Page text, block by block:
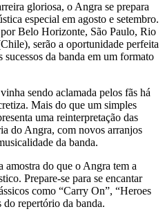
gloriosa, o Angra se prepara
especial em agosto e setembro.
por Belo Horizonte, São Paulo, Rio
serão a oportunidade perfeita
da banda em um formato
sendo aclamada pelos fãs há
Mais do que um simples
uma reinterpretação das
do Angra, com novos arranjos
da banda.
amostra do que o Angra tem a
Prepare-se para se encantar
como “Carry On”, “Heroes
do repertório da banda.